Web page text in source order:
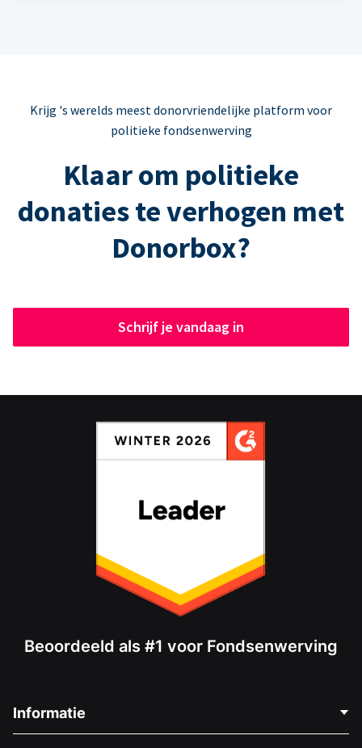
Krijg 's werelds meest donorvriendelijke platform voor
politieke fondsenwerving
Klaar om politieke
donaties te verhogen met
Donorbox?
Schrijf je vandaag in
Beoordeeld als #1 voor Fondsenwerving
Informatie